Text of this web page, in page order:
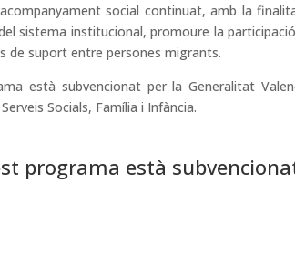
social continuat, amb la
sistema institucional, promoure la
de suport entre persones migrants.
està subvencionat per la Generalitat
Socials, Família i Infància.
programa està